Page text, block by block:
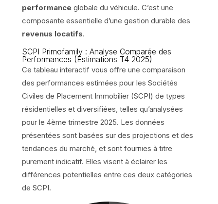
performance globale du véhicule. C’est une
composante essentielle d’une gestion durable des
revenus locatifs.
SCPI Primofamily : Analyse Comparée des
Performances (Estimations T4 2025)
Ce tableau interactif vous offre une comparaison
des performances estimées pour les Sociétés
Civiles de Placement Immobilier (SCPI) de types
résidentielles et diversifiées, telles qu’analysées
pour le 4ème trimestre 2025. Les données
présentées sont basées sur des projections et des
tendances du marché, et sont fournies à titre
purement indicatif. Elles visent à éclairer les
différences potentielles entre ces deux catégories
de SCPI.